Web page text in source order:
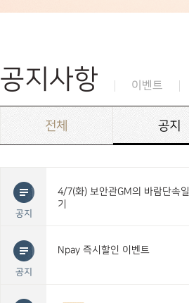
공지사항 이벤트
전체 공지
공지
4/7(화) 보안관GM의 바람단속일
기
공지
Npay 즉시할인 이벤트